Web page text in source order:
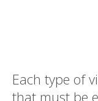
Each type of
that must be